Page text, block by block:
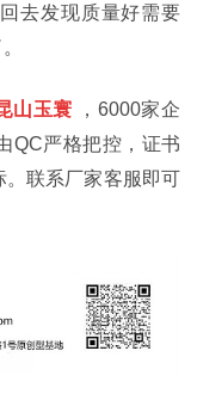
去发现质量好需要
山玉寰 ， 6000家企
QC严格把控，证书
联系厂家客服即可